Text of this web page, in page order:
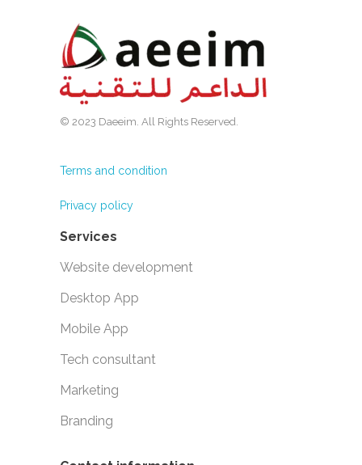
© 2023 Daeeim. All Rights Reserved.
Terms and condition
Privacy policy
Services
Website development
Desktop App
Mobile App
Tech consultant
Marketing
Branding